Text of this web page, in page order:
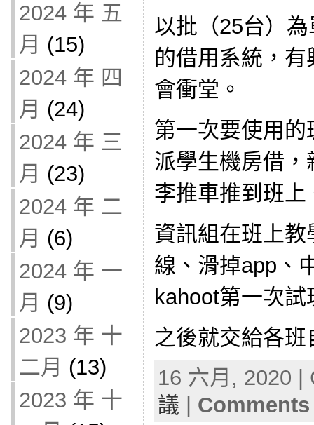
2024 年 五
月 (15)
2024 年 四
月 (24)
2024 年 三
月 (23)
2024 年 二
月 (6)
2024 年 一
月 (9)
2023 年 十
二月 (13)
2023 年 十
以批（25台）
的借用系統，
會衝堂。
第一次要使用
派學生機房借
李推車推到班上
資訊組在班上
線、滑掉app、
kahoot第一次試
之後就交給各
16 六月, 2020
議 |